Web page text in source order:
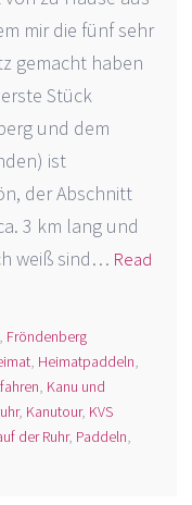
mir die fünf sehr
gemacht haben
Stück
und dem
ist
der Abschnitt
3 km lang und
weiß sind… Read
, Fröndenberg
, Heimatpaddeln,
, Kanu und
, Kanutour, KVS
der Ruhr, Paddeln,